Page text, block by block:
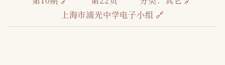
上海市浦光中学电子小组 🔗